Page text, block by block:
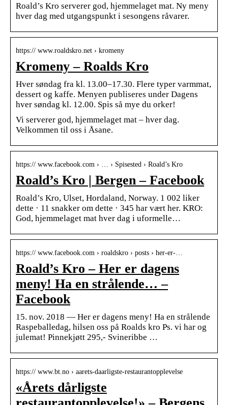
Roald’s Kro serverer god, hjemmelaget mat. Ny meny
hver dag med utgangspunkt i sesongens råvarer.
https:// www.roaldskro.net › kromeny
Kromeny – Roalds Kro
Hver søndag fra kl. 13.00–17.30. Flere typer varmmat,
dessert og kaffe. Menyen publiseres under Dagens
hver søndag kl. 12.00. Spis så mye du orker!
Vi serverer god, hjemmelaget mat – hver dag.
Velkommen til oss i Åsane.
https:// www.facebook.com › … › Spisested › Roald’s Kro
Roald’s Kro | Bergen – Facebook
Roald’s Kro, Ulset, Hordaland, Norway. 1 002 liker
dette · 11 snakker om dette · 345 har vært her. KRO:
God, hjemmelaget mat hver dag i uformelle…
https:// www.facebook.com › roaldskro › posts › her-er-…
Roald’s Kro – Her er dagens
meny! Ha en strålende… –
Facebook
15. nov. 2018 — Her er dagens meny! Ha en strålende
Raspeballedag, hilsen oss på Roalds kro Ps. vi har og
julemat! Pinnekjøtt 295,- Svineribbe …
https:// www.bt.no › aarets-daarligste-restaurantopplevelse
«Årets dårligste